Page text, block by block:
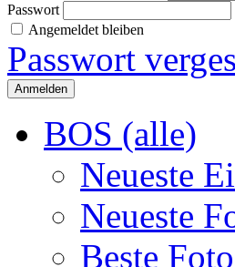
Passwort
Angemeldet bleiben
Passwort
BOS (alle)
Neueste
Neueste
Beste